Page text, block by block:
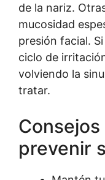
de la nariz.
mucosidad
presión facial.
ciclo de
volviendo la
tratar.
prevenir